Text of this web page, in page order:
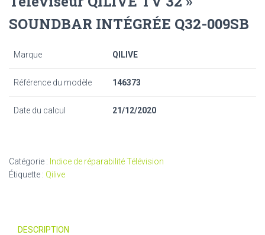
SOUNDBAR INTÉGRÉE Q32-009SB
Marque QILIVE
Référence du modèle 146373
Date du calcul 21/12/2020
Catégorie : Indice de réparabilité Télévision
Étiquette : Qilive
DESCRIPTION